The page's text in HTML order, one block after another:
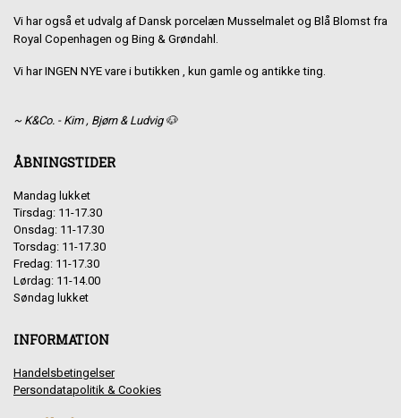
Vi har også et udvalg af Dansk porcelæn Musselmalet og Blå Blomst fra
Royal Copenhagen og Bing & Grøndahl.
Vi har INGEN NYE vare i butikken , kun gamle og antikke ting.
~ K&Co. - Kim , Bjørn & Ludvig 🐶
ÅBNINGSTIDER
Mandag lukket
Tirsdag: 11-17.30
Onsdag: 11-17.30
Torsdag: 11-17.30
Fredag: 11-17.30
Lørdag: 11-14.00
Søndag lukket
INFORMATION
Handelsbetingelser
Persondatapolitik & Cookies